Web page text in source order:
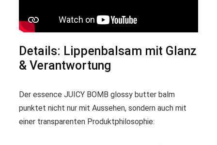
Details: Lippenbalsam mit Glanz
& Verantwortung
Der essence JUICY BOMB glossy butter balm
punktet nicht nur mit Aussehen, sondern auch mit
einer transparenten Produktphilosophie: